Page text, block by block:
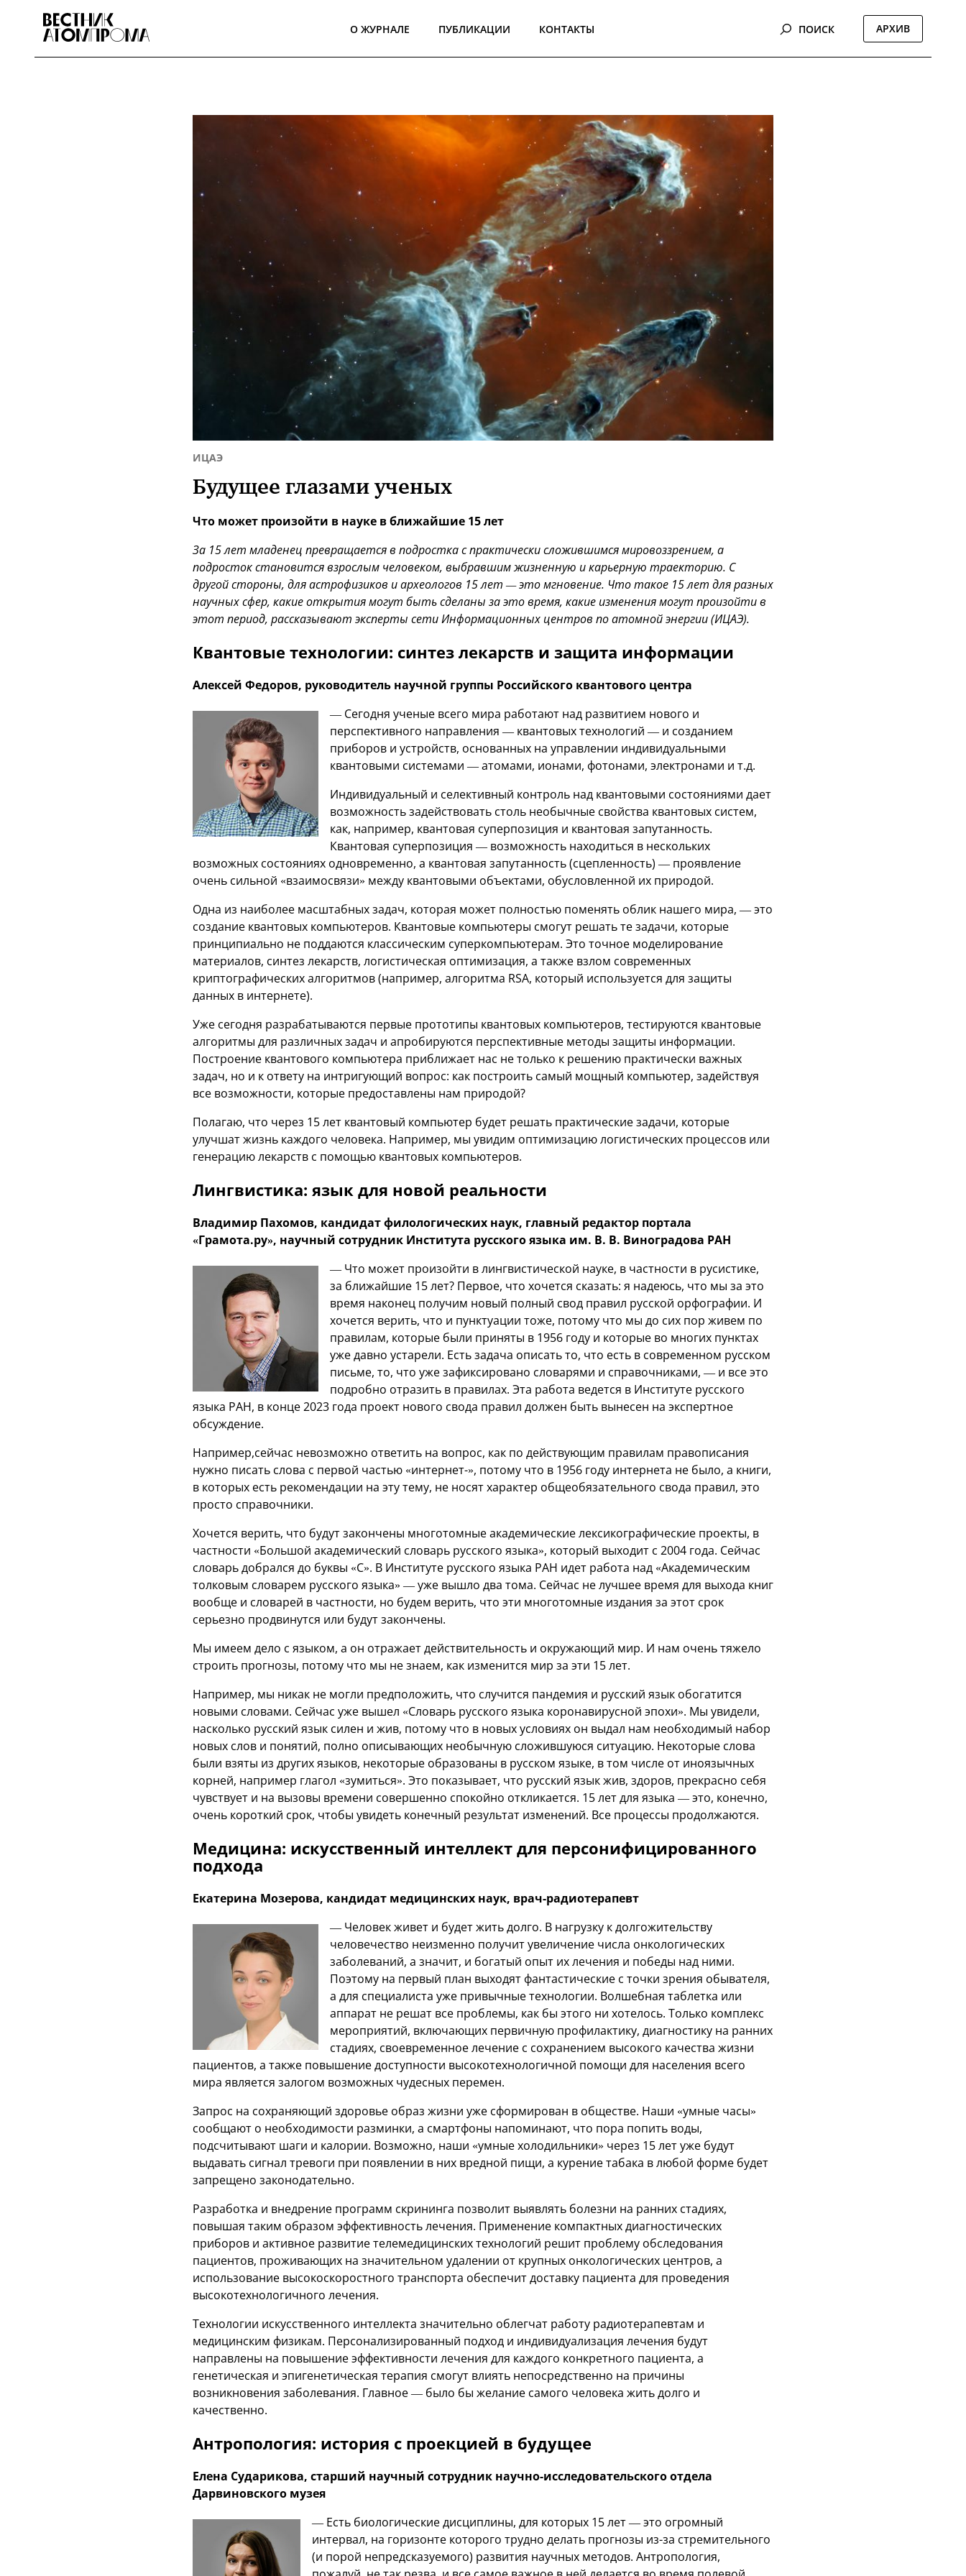
О ЖУРНАЛЕ ПУБЛИКАЦИИ КОНТАКТЫ ПОИСК АРХИВ
ИЦАЭ
Будущее глазами ученых
Что может произойти в науке в ближайшие 15 лет
За 15 лет младенец превращается в подростка с практически сложившимся мировоззрением, а
подросток становится взрослым человеком, выбравшим жизненную и карьерную траекторию. С
другой стороны, для астрофизиков и археологов 15 лет — это мгновение. Что такое 15 лет для разных
научных сфер, какие открытия могут быть сделаны за это время, какие изменения могут произойти в
этот период, рассказывают эксперты сети Информационных центров по атомной энергии (ИЦАЭ).
Квантовые технологии: синтез лекарств и защита информации
Алексей Федоров, руководитель научной группы Российского квантового центра
— Сегодня ученые всего мира работают над развитием нового и
перспективного направления — квантовых технологий — и созданием
приборов и устройств, основанных на управлении индивидуальными
квантовыми системами — атомами, ионами, фотонами, электронами и т.д.
Индивидуальный и селективный контроль над квантовыми состояниями дает
возможность задействовать столь необычные свойства квантовых систем,
как, например, квантовая суперпозиция и квантовая запутанность.
Квантовая суперпозиция — возможность находиться в нескольких
возможных состояниях одновременно, а квантовая запутанность (сцепленность) — проявление
очень сильной «взаимосвязи» между квантовыми объектами, обусловленной их природой.
Одна из наиболее масштабных задач, которая может полностью поменять облик нашего мира, — это
создание квантовых компьютеров. Квантовые компьютеры смогут решать те задачи, которые
принципиально не поддаются классическим суперкомпьютерам. Это точное моделирование
материалов, синтез лекарств, логистическая оптимизация, а также взлом современных
криптографических алгоритмов (например, алгоритма RSA, который используется для защиты
данных в интернете).
Уже сегодня разрабатываются первые прототипы квантовых компьютеров, тестируются квантовые
алгоритмы для различных задач и апробируются перспективные методы защиты информации.
Построение квантового компьютера приближает нас не только к решению практически важных
задач, но и к ответу на интригующий вопрос: как построить самый мощный компьютер, задействуя
все возможности, которые предоставлены нам природой?
Полагаю, что через 15 лет квантовый компьютер будет решать практические задачи, которые
улучшат жизнь каждого человека. Например, мы увидим оптимизацию логистических процессов или
генерацию лекарств с помощью квантовых компьютеров.
Лингвистика: язык для новой реальности
Владимир Пахомов, кандидат филологических наук, главный редактор портала
«Грамота.ру», научный сотрудник Института русского языка им. В. В. Виноградова РАН
— Что может произойти в лингвистической науке, в частности в русистике,
за ближайшие 15 лет? Первое, что хочется сказать: я надеюсь, что мы за это
время наконец получим новый полный свод правил русской орфографии. И
хочется верить, что и пунктуации тоже, потому что мы до сих пор живем по
правилам, которые были приняты в 1956 году и которые во многих пунктах
уже давно устарели. Есть задача описать то, что есть в современном русском
письме, то, что уже зафиксировано словарями и справочниками, — и все это
подробно отразить в правилах. Эта работа ведется в Институте русского
языка РАН, в конце 2023 года проект нового свода правил должен быть вынесен на экспертное
обсуждение.
Например,сейчас невозможно ответить на вопрос, как по действующим правилам правописания
нужно писать слова с первой частью «интернет-», потому что в 1956 году интернета не было, а книги,
в которых есть рекомендации на эту тему, не носят характер общеобязательного свода правил, это
просто справочники.
Хочется верить, что будут закончены многотомные академические лексикографические проекты, в
частности «Большой академический словарь русского языка», который выходит с 2004 года. Сейчас
словарь добрался до буквы «С». В Институте русского языка РАН идет работа над «Академическим
толковым словарем русского языка» — уже вышло два тома. Сейчас не лучшее время для выхода книг
вообще и словарей в частности, но будем верить, что эти многотомные издания за этот срок
серьезно продвинутся или будут закончены.
Мы имеем дело с языком, а он отражает действительность и окружающий мир. И нам очень тяжело
строить прогнозы, потому что мы не знаем, как изменится мир за эти 15 лет.
Например, мы никак не могли предположить, что случится пандемия и русский язык обогатится
новыми словами. Сейчас уже вышел «Словарь русского языка коронавирусной эпохи». Мы увидели,
насколько русский язык силен и жив, потому что в новых условиях он выдал нам необходимый набор
новых слов и понятий, полно описывающих необычную сложившуюся ситуацию. Некоторые слова
были взяты из других языков, некоторые образованы в русском языке, в том числе от иноязычных
корней, например глагол «зумиться». Это показывает, что русский язык жив, здоров, прекрасно себя
чувствует и на вызовы времени совершенно спокойно откликается. 15 лет для языка — это, конечно,
очень короткий срок, чтобы увидеть конечный результат изменений. Все процессы продолжаются.
Медицина: искусственный интеллект для персонифицированного
подхода
Екатерина Мозерова, кандидат медицинских наук, врач-радиотерапевт
— Человек живет и будет жить долго. В нагрузку к долгожительству
человечество неизменно получит увеличение числа онкологических
заболеваний, а значит, и богатый опыт их лечения и победы над ними.
Поэтому на первый план выходят фантастические с точки зрения обывателя,
а для специалиста уже привычные технологии. Волшебная таблетка или
аппарат не решат все проблемы, как бы этого ни хотелось. Только комплекс
мероприятий, включающих первичную профилактику, диагностику на ранних
стадиях, своевременное лечение с сохранением высокого качества жизни
пациентов, а также повышение доступности высокотехнологичной помощи для населения всего
мира является залогом возможных чудесных перемен.
Запрос на сохраняющий здоровье образ жизни уже сформирован в обществе. Наши «умные часы»
сообщают о необходимости разминки, а смартфоны напоминают, что пора попить воды,
подсчитывают шаги и калории. Возможно, наши «умные холодильники» через 15 лет уже будут
выдавать сигнал тревоги при появлении в них вредной пищи, а курение табака в любой форме будет
запрещено законодательно.
Разработка и внедрение программ скрининга позволит выявлять болезни на ранних стадиях,
повышая таким образом эффективность лечения. Применение компактных диагностических
приборов и активное развитие телемедицинских технологий решит проблему обследования
пациентов, проживающих на значительном удалении от крупных онкологических центров, а
использование высокоскоростного транспорта обеспечит доставку пациента для проведения
высокотехнологичного лечения.
Технологии искусственного интеллекта значительно облегчат работу радиотерапевтам и
медицинским физикам. Персонализированный подход и индивидуализация лечения будут
направлены на повышение эффективности лечения для каждого конкретного пациента, а
генетическая и эпигенетическая терапия смогут влиять непосредственно на причины
возникновения заболевания. Главное — было бы желание самого человека жить долго и
качественно.
Антропология: история с проекцией в будущее
Елена Сударикова, старший научный сотрудник научно-исследовательского отдела
Дарвиновского музея
— Есть биологические дисциплины, для которых 15 лет — это огромный
интервал, на горизонте которого трудно делать прогнозы из-за стремительного
(и порой непредсказуемого) развития научных методов. Антропология,